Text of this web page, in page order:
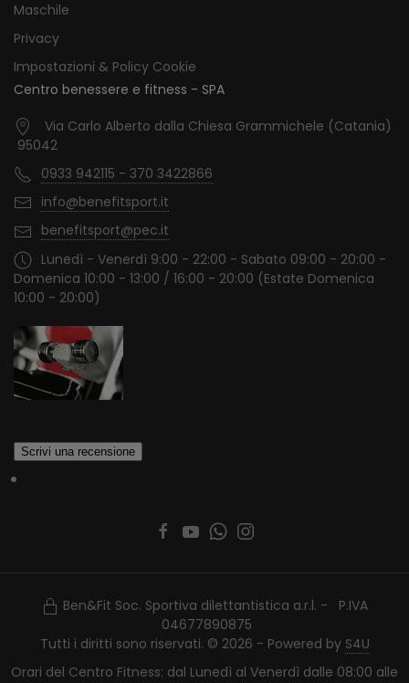
Maschile
Privacy
Impostazioni & Policy Cookie
Centro benessere e fitness - SPA
Via Carlo Alberto dalla Chiesa Grammichele (Catania)
95042
0933 942115 - 370 3422866
info@benefitsport.it
benefitsport@pec.it
Lunedì - Venerdì 9:00 - 22:00 - Sabato 09:00 - 20:00 -
Domenica 10:00 - 13:00 / 16:00 - 20:00 (Estate Domenica
10:00 - 20:00)
Ben&Fit Soc. Sportiva dilettantistica a.r.l. - P.IVA
04677890875
Tutti i diritti sono riservati. © 2026 - Powered by S4U
Orari del Centro Fitness: dal Lunedì al Venerdì dalle 08:00 alle